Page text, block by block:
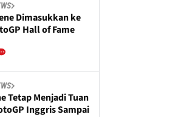
Dimasukkan ke
Hall of Fame
Tetap Menjadi Tuan
Inggris Sampai